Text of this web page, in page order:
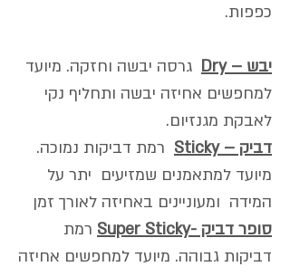
כפפות.
יבש – Dry
גרסה יבשה וחזקה. מיועד
למחפשים אחיזה יבשה ותחליף נקי
לאבקת מגנזיום.
דביק – Sticky
רמת דביקות נמוכה.
מיועד למתאמנים שמזיעים יתר על
המידה ומעוניינים באחיזה לאורך זמן
סופר דביק -Super Sticky
רמת
דביקות גבוהה. מיועד למחפשים אחיזה